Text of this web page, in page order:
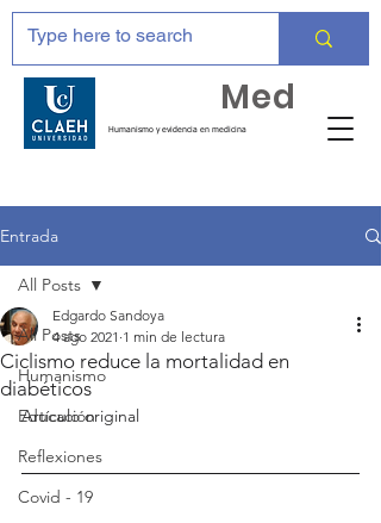
Humanismo y evidencia en medicina
Med
Entrada
All Posts
Humanismo
Educación
Reflexiones
Covid - 19
All Posts
Ciclismo reduce la mortalidad en
diabéticos
Edgardo Sandoya
4 ago 2021 1 min de lectura
Artículo original